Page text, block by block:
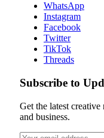
WhatsApp
Instagram
Facebook
Twitter
TikTok
Threads
Subscribe to
Get the latest
and business.